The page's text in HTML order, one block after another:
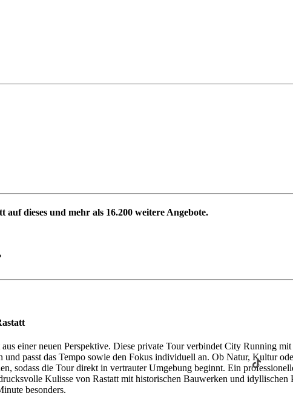
auf dieses und mehr als 16.200 weitere Angebote.
einer neuen Perspektive. Diese private Tour verbindet City Running
passt das Tempo sowie den Fokus individuell an. Ob Natur, Kultur
sodass die Tour direkt in vertrauter Umgebung beginnt. Ein
Kulisse von Rastatt mit historischen Bauwerken und
besonders.